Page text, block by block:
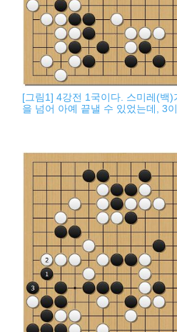
[그림1] 4강전 1국이다. 스미레(백)
을 넘어 아예 끝낼 수 있었는데, 3